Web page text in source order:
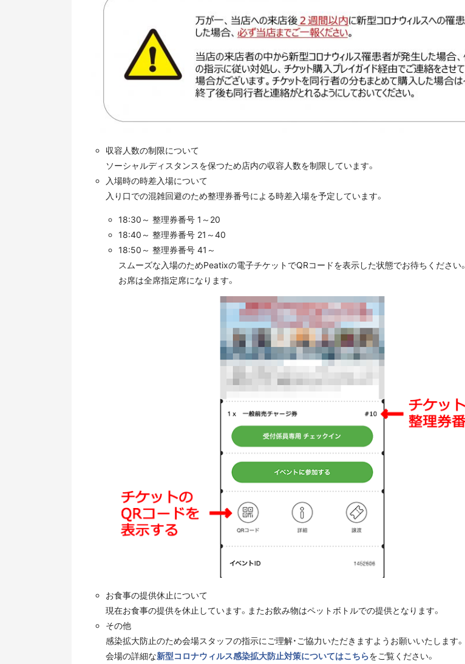
収容人数の制限について
ソーシャルディスタンスを保つため店内の収容人数を制限しています。
入場時の時差入場について
入り口での混雑回避のため整理券番号による時差入場を予定しています。
18:30～ 整理券番号 1～20
18:40～ 整理券番号 21～40
18:50～ 整理券番号 41～
スムーズな入場のためPeatixの電子チケットでQRコードを表示した状態でお待ちください。
お席は全席指定席になります。
お食事の提供休止について
現在お食事の提供を休止しています。またお飲み物はペットボトルでの提供となります。
その他
感染拡大防止のため会場スタッフの指示にご理解・ご協力いただきますようお願いいたします。
会場の詳細な新型コロナウィルス感染拡大防止対策についてはこちらをご覧ください。